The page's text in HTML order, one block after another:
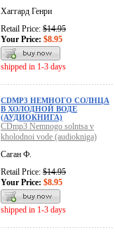
Хаггард Генри
Retail Price: $14.95
Your Price: $8.95
shipped in 1-3 days
CDMP3 НЕМНОГО СОЛНЦА
В ХОЛОДНОЙ ВОДЕ
(АУДИОКНИГА)
CDmp3 Nemnogo solntsa v
kholodnoi vode (audiokniga)
Саган Ф.
Retail Price: $14.95
Your Price: $8.95
shipped in 1-3 days